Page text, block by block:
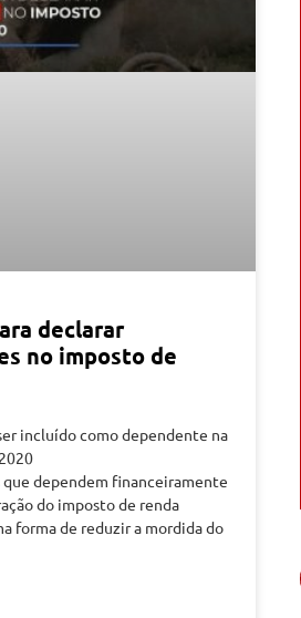
declarar
no imposto de
incluído como dependente na
que dependem financeiramente
do imposto de renda
forma de reduzir a mordida do